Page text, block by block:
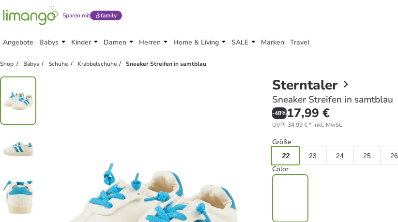
Sparen mit family
Angebote Babys Kinder Damen Herren Home & Living SALE Marken Travel
Shop Babys Schuhe Krabbelschuhe Sneaker Streifen in samtblau
Sterntaler
Sneaker Streifen in samtblau
-48%17,99 €
UVP: 34,99 €* inkl. MwSt.
Größe
22 23 24 25 26
Color